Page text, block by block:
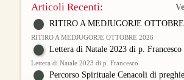
Articoli Recenti:
RITIRO A MEDJUGORJE
RITIRO A MEDJUGORJE OTTOBRE 2026
Lettera di Natale 2023 di p. Francesco
Lettera di Natale 2023 di p. Francesco
Percorso Spirituale Cenacoli di